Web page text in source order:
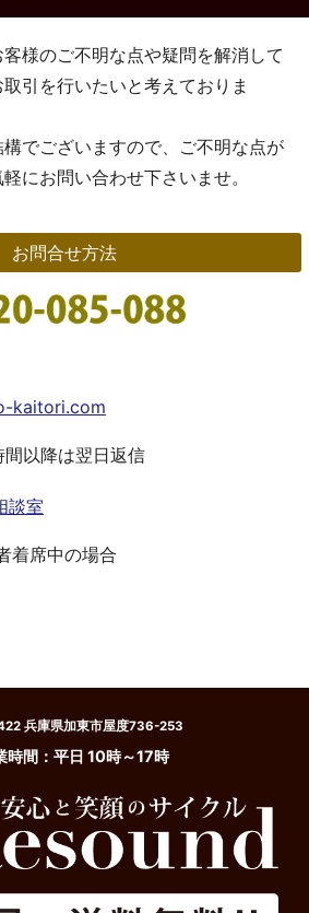
様のご不明な点や疑問を解消して
引を行いたいと考えておりま
でございますので、ご不明な点が
にお問い合わせ下さいませ。
お問合せ方法
kaitori.com
間以降は翌日返信
談室
着席中の場合
兵庫県加東市屋度736-253
時間：平日 10時～17時